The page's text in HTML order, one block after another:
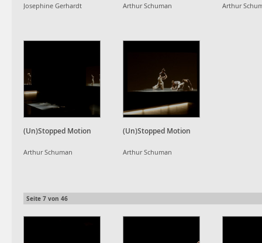
Josephine Gerhardt Arthur Schuman Arthur
(Un)Stopped Motion
Arthur Schuman
(Un)Stopped Motion
Arthur Schuman
Seite 7 von 46